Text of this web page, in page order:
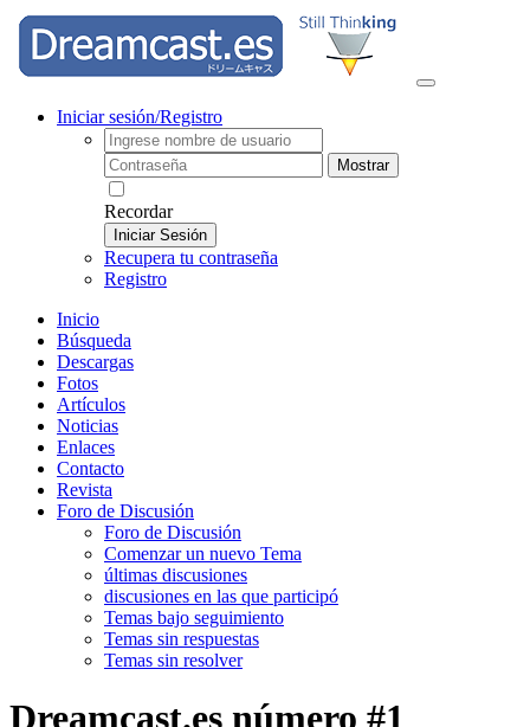
Iniciar sesión/Registro
Mostrar
Recordar
Iniciar Sesión
Recupera tu contraseña
Registro
Inicio
Búsqueda
Descargas
Fotos
Artículos
Noticias
Enlaces
Contacto
Revista
Foro de Discusión
Foro de Discusión
Comenzar un nuevo Tema
últimas discusiones
discusiones en las que participó
Temas bajo seguimiento
Temas sin respuestas
Temas sin resolver
Dreamcast.es número #1